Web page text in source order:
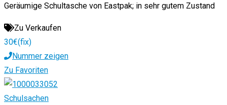
Geräumige Schultasche von Eastpak; in sehr gutem Zustand
Zu Verkaufen
30€(fix)
Nummer zeigen
Zu Favoriten
Schulsachen